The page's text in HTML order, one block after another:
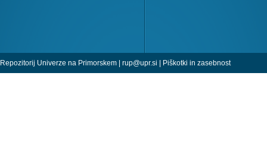
Repozitorij Univerze na Primorskem | rup@upr.si | Piškotki in zasebnost